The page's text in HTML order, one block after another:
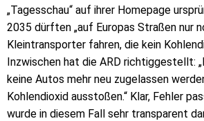
„Tagesschau“ auf ihrer Homepage
2035 dürften „auf Europas Straßen nur
Kleintransporter fahren, die kein
Inzwischen hat die ARD richtiggestellt:
keine Autos mehr neu zugelassen
Kohlendioxid ausstoßen.“ Klar, Fehler
wurde in diesem Fall sehr transparent